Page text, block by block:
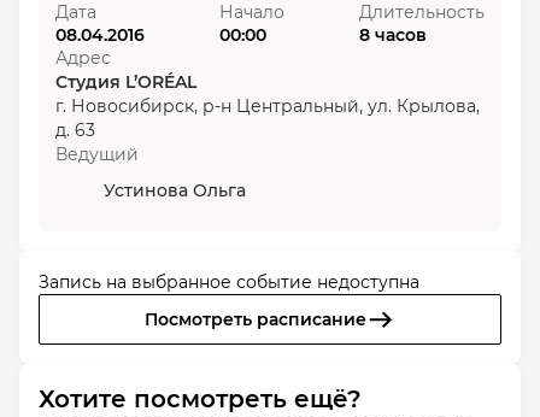
Дата
08.04.2016
Начало
00:00
Длительность
8 часов
Адрес
Студия L’ORÉAL
г. Новосибирск, р-н Центральный, ул. Крылова,
д. 63
Ведущий
Устинова Ольга
Запись на выбранное событие недоступна
Посмотреть расписание
Хотите посмотреть ещё?